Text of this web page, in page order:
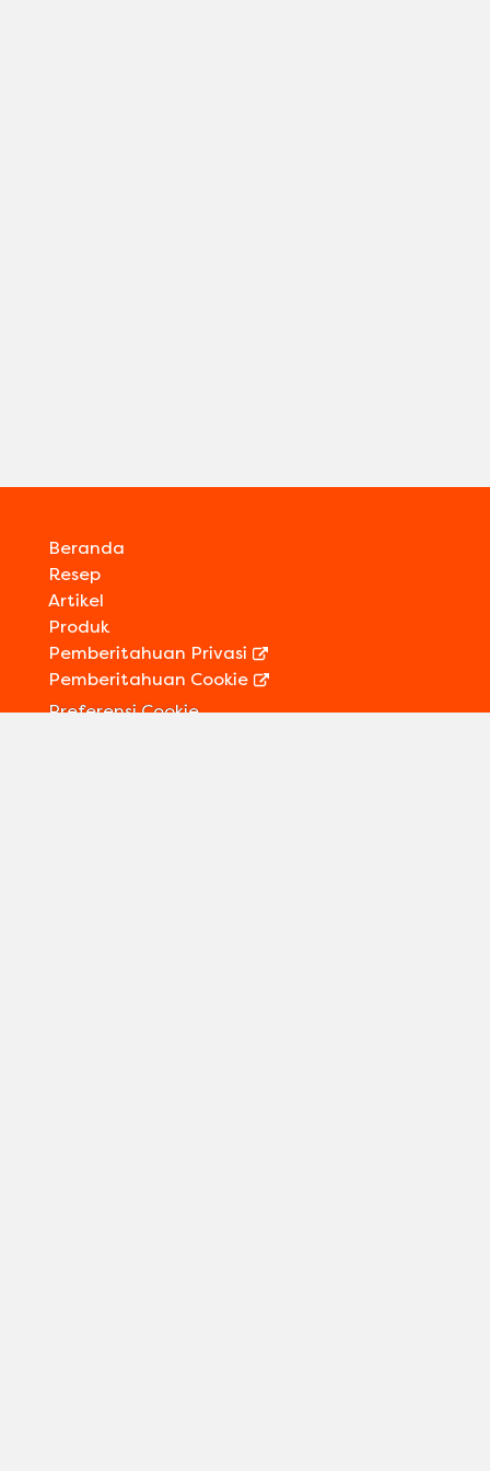
Beranda
Resep
Artikel
Produk
Pemberitahuan Privasi
Pemberitahuan Cookie
Preferensi Cookie